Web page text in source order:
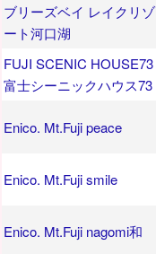
ブリーズベイ レイクリゾ
ート河口湖
FUJI SCENIC HOUSE73
富士シーニックハウス73
Enico. Mt.Fuji peace
Enico. Mt.Fuji smile
Enico. Mt.Fuji nagomi和